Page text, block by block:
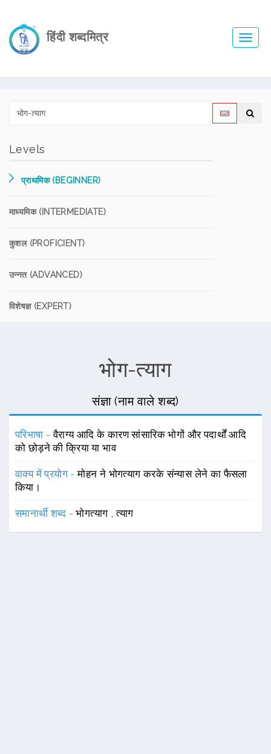
हिंदी शब्दमित्र
Levels
प्राथमिक (BEGINNER)
माध्यमिक (INTERMEDIATE)
कुशल (PROFICIENT)
उन्नत (ADVANCED)
विशेषज्ञ (EXPERT)
भोग-त्याग
संज्ञा (नाम वाले शब्द)
परिभाषा -वैराग्य आदि के कारण सांसारिक भोगों और पदार्थों आदि
को छोड़ने की क्रिया या भाव
वाक्य में प्रयोग -मोहन ने भोगत्याग करके संन्यास लेने का फैसला
किया।
समानार्थी शब्द -भोगत्याग ,त्याग